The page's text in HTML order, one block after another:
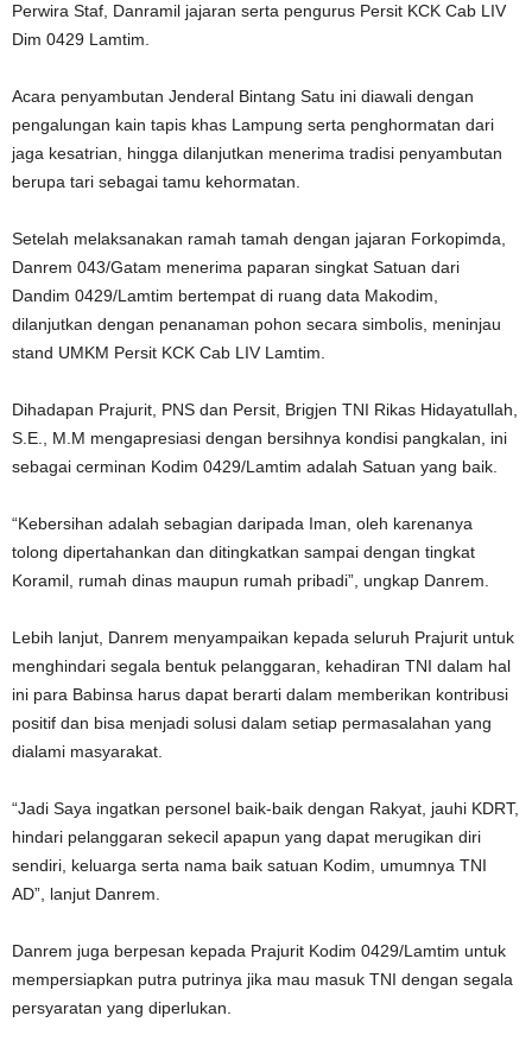
Perwira Staf, Danramil jajaran serta pengurus Persit KCK Cab LIV
Dim 0429 Lamtim.
Acara penyambutan Jenderal Bintang Satu ini diawali dengan
pengalungan kain tapis khas Lampung serta penghormatan dari
jaga kesatrian, hingga dilanjutkan menerima tradisi penyambutan
berupa tari sebagai tamu kehormatan.
Setelah melaksanakan ramah tamah dengan jajaran Forkopimda,
Danrem 043/Gatam menerima paparan singkat Satuan dari
Dandim 0429/Lamtim bertempat di ruang data Makodim,
dilanjutkan dengan penanaman pohon secara simbolis, meninjau
stand UMKM Persit KCK Cab LIV Lamtim.
Dihadapan Prajurit, PNS dan Persit, Brigjen TNI Rikas Hidayatullah,
S.E., M.M mengapresiasi dengan bersihnya kondisi pangkalan, ini
sebagai cerminan Kodim 0429/Lamtim adalah Satuan yang baik.
“Kebersihan adalah sebagian daripada Iman, oleh karenanya
tolong dipertahankan dan ditingkatkan sampai dengan tingkat
Koramil, rumah dinas maupun rumah pribadi”, ungkap Danrem.
Lebih lanjut, Danrem menyampaikan kepada seluruh Prajurit untuk
menghindari segala bentuk pelanggaran, kehadiran TNI dalam hal
ini para Babinsa harus dapat berarti dalam memberikan kontribusi
positif dan bisa menjadi solusi dalam setiap permasalahan yang
dialami masyarakat.
“Jadi Saya ingatkan personel baik-baik dengan Rakyat, jauhi KDRT,
hindari pelanggaran sekecil apapun yang dapat merugikan diri
sendiri, keluarga serta nama baik satuan Kodim, umumnya TNI
AD”, lanjut Danrem.
Danrem juga berpesan kepada Prajurit Kodim 0429/Lamtim untuk
mempersiapkan putra putrinya jika mau masuk TNI dengan segala
persyaratan yang diperlukan.